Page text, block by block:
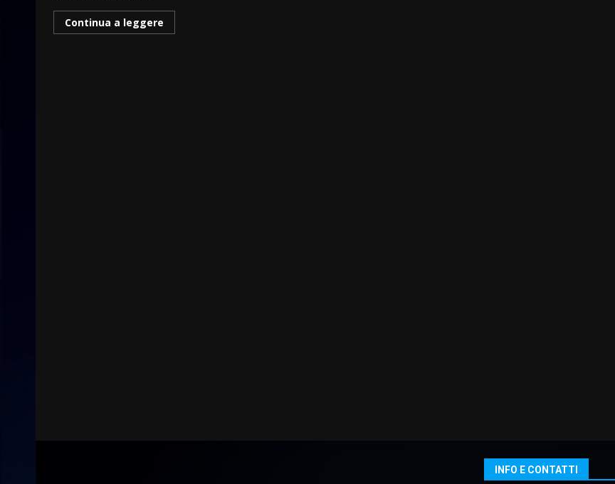
Continua a leggere
INFO E CONTATTI